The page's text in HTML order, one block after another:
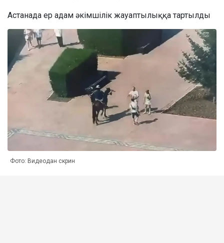
Астанада ер адам әкімшілік жауаптылыққа тартылды
Фото: Видеодан скрин